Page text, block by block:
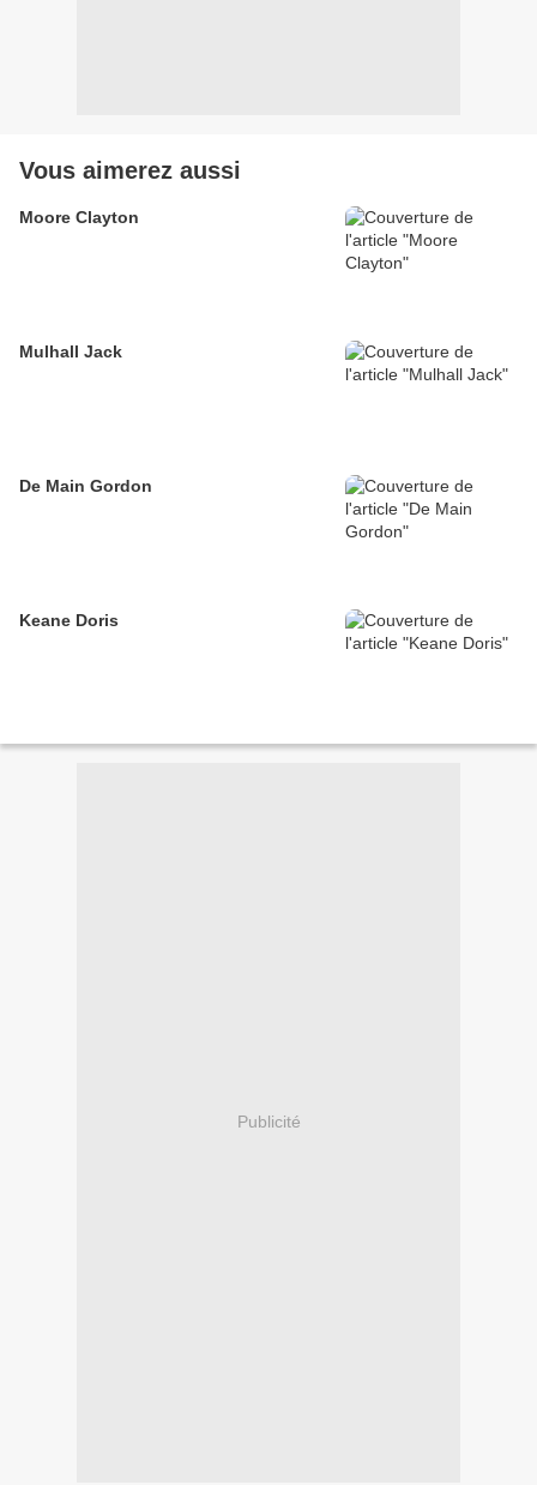
Vous aimerez aussi
Moore Clayton
Mulhall Jack
De Main Gordon
Keane Doris
Publicité